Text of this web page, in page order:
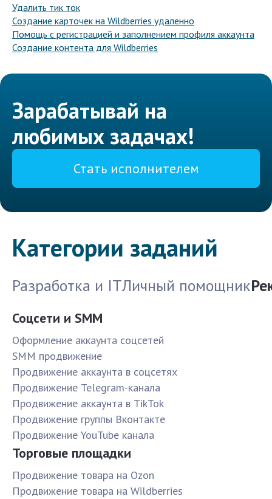
Удалить тик ток
Создание карточек на Wildberries удаленно
Помощь с регистрацией и заполнением профиля аккаунта
Создание контента для Wildberries
Зарабатывай на
любимых задачах!
Стать исполнителем
Категории заданий
Разработка и ITЛичный помощник
Соцсети и SMM
Оформление аккаунта соцсетей
SMM продвижение
Продвижение аккаунта в соцсетях
Продвижение Telegram-канала
Продвижение аккаунта в TikTok
Продвижение группы Вконтакте
Продвижение YouTube канала
Торговые площадки
Продвижение товара на Ozon
Продвижение товара на Wildberries